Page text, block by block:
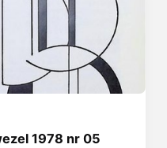
1978 nr 05